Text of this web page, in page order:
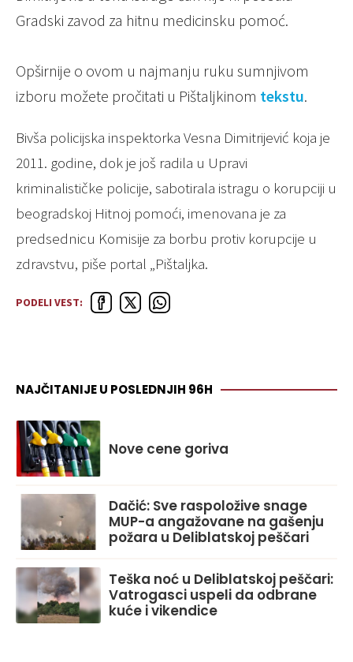
Gradski zavod za hitnu medicinsku pomoć.
Opširnije o ovom u najmanju ruku sumnjivom
izboru možete pročitati u Pištaljkinom tekstu.
Bivša policijska inspektorka Vesna Dimitrijević koja je
2011. godine, dok je još radila u Upravi
kriminalističke policije, sabotirala istragu o korupciji u
beogradskoj Hitnoj pomoći, imenovana je za
predsednicu Komisije za borbu protiv korupcije u
zdravstvu, piše portal „Pištaljka.
PODELI VEST:
NAJČITANIJE U POSLEDNJIH 96H
Nove cene goriva
Dačić: Sve raspoložive snage
MUP-a angažovane na gašenju
požara u Deliblatskoj peščari
Teška noć u Deliblatskoj peščari:
Vatrogasci uspeli da odbrane
kuće i vikendice